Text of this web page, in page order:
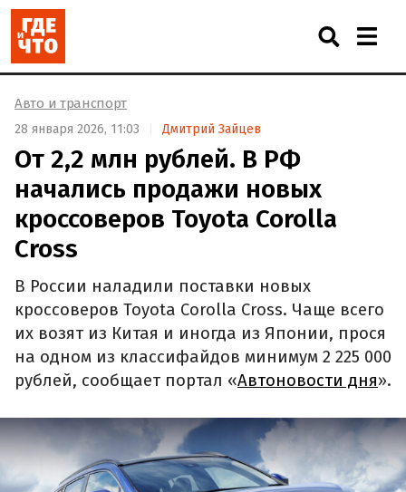
Авто и транспорт
28 января 2026, 11:03 Дмитрий Зайцев
От 2,2 млн рублей. В РФ
начались продажи новых
кроссоверов Toyota Corolla
Cross
В России наладили поставки новых
кроссоверов Toyota Corolla Cross. Чаще всего
их возят из Китая и иногда из Японии, прося
на одном из классифайдов минимум 2 225 000
рублей, сообщает портал «Автоновости дня».